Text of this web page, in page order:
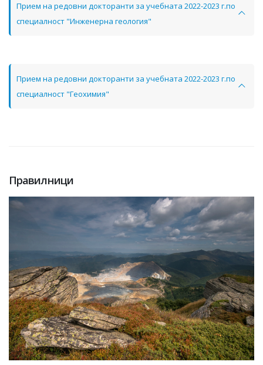
Прием на редовни докторанти за учебната 2022-2023 г.по
специалност "Инженерна геология"
Прием на редовни докторанти за учебната 2022-2023 г.по
специалност "Геохимия"
Правилници